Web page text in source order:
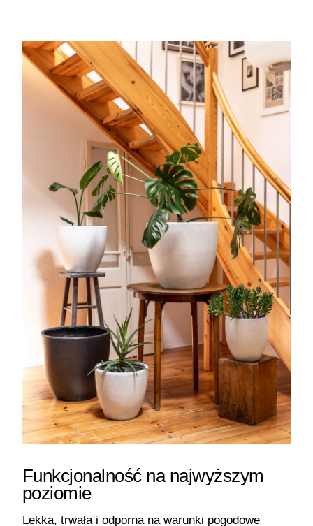
Funkcjonalność na najwyższym
poziomie
Lekka, trwała i odporna na warunki pogodowe